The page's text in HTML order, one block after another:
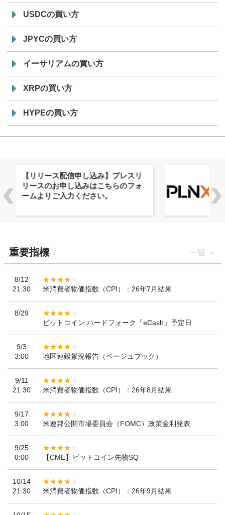
USDCの買い方
JPYCの買い方
イーサリアムの買い方
XRPの買い方
HYPEの買い方
株式会社PlnX、アジア最大級のグロ
ーバルWeb3カンファレンス
「WebX2026」とのコラボレーショ
重要指標 一覧
8/12
21:30
米消費者物価指数（CPI）：26年7月結果
8/29
ビットコイン:ハードフォーク「eCash」予定日
9/3
3:00
地区連銀景況報告（ベージュブック）
9/11
21:30
米消費者物価指数（CPI）：26年8月結果
9/17
3:00
米連邦公開市場委員会（FOMC）政策金利発表
9/25
0:00
【CME】ビットコイン先物SQ
10/14
21:30
米消費者物価指数（CPI）：26年9月結果